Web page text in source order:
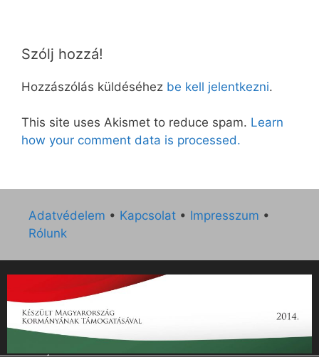
Szólj hozzá!
Hozzászólás küldéséhez be kell jelentkezni.
This site uses Akismet to reduce spam. Learn
how your comment data is processed.
Adatvédelem • Kapcsolat • Impresszum •
Rólunk